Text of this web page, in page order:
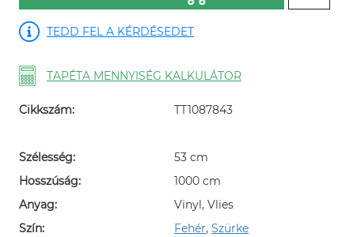
TEDD FEL A KÉRDÉSEDET
TAPÉTA MENNYISÉG KALKULÁTOR
Cikkszám: TT1087843
Szélesség:
53 cm
Hosszúság:
1000 cm
Anyag:
Vinyl, Vlies
Szín:
Fehér, Szürke